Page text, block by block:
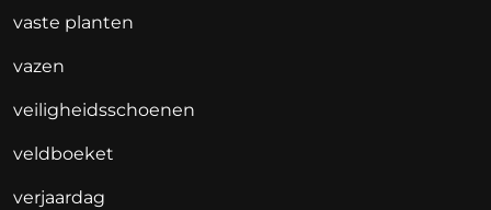
vaste planten
vazen
veiligheidsschoenen
veldboeket
verjaardag